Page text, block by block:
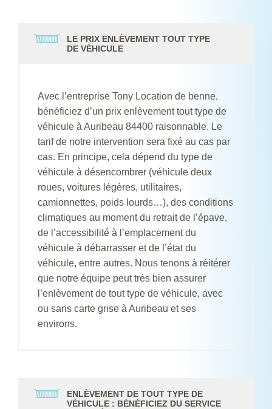
LE PRIX ENLÈVEMENT TOUT TYPE
DE VÉHICULE
Avec l’entreprise Tony Location de benne,
bénéficiez d’un prix enlèvement tout type de
véhicule à Auribeau 84400 raisonnable. Le
tarif de notre intervention sera fixé au cas par
cas. En principe, cela dépend du type de
véhicule à désencombrer (véhicule deux
roues, voitures légères, utilitaires,
camionnettes, poids lourds…), des conditions
climatiques au moment du retrait de l’épave,
de l’accessibilité à l’emplacement du
véhicule à débarrasser et de l’état du
véhicule, entre autres. Nous tenons à réitérer
que notre équipe peut très bien assurer
l’enlèvement de tout type de véhicule, avec
ou sans carte grise à Auribeau et ses
environs.
ENLÈVEMENT DE TOUT TYPE DE
VÉHICULE : BÉNÉFICIEZ DU SERVICE